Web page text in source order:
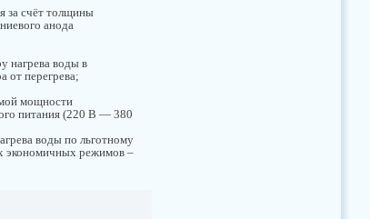
за счёт толщины
анода
нагрева воды в
от перегрева;
мощности
питания (220 В — 380
воды по льготному
экономичных режимов –